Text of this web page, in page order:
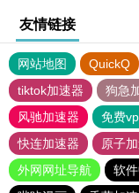
友情链接
网站地图 QuickQ
tiktok加速器
狗急
风驰加速器
免费
快连加速器
原子
外网网址导航
软